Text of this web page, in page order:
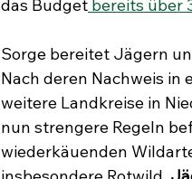
das Budget bereits über
Sorge bereitet Jägern
Nach deren Nachweis
weitere Landkreise in
nun strengere Regeln
wiederkäuenden